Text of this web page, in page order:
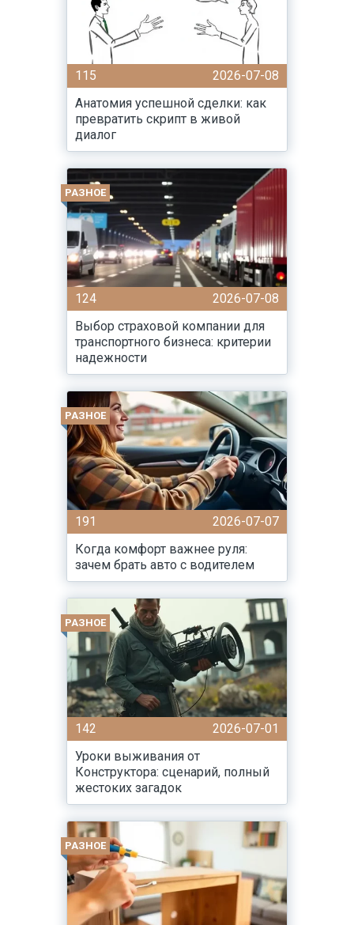
115
2026-07-08
Анатомия успешной сделки: как
превратить скрипт в живой
диалог
РАЗНОЕ
124
2026-07-08
Выбор страховой компании для
транспортного бизнеса: критерии
надежности
РАЗНОЕ
191
2026-07-07
Когда комфорт важнее руля:
зачем брать авто с водителем
РАЗНОЕ
142
2026-07-01
Уроки выживания от
Конструктора: сценарий, полный
жестоких загадок
РАЗНОЕ